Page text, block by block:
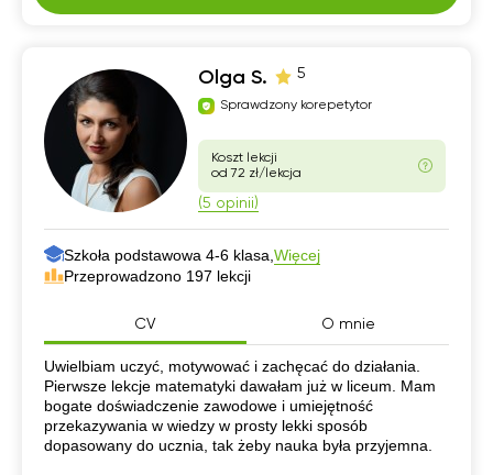
Olga S. 5
Sprawdzony korepetytor
Koszt lekcji
od 72 zł/lekcja
(5 opinii)
Szkoła podstawowa 4-6 klasa, Więcej
Przeprowadzono 197 lekcji
CV O mnie
CV
Uwielbiam uczyć, motywować i zachęcać do działania.
Pierwsze lekcje matematyki dawałam już w liceum. Mam
bogate doświadczenie zawodowe i umiejętność
przekazywania w wiedzy w prosty lekki sposób
dopasowany do ucznia, tak żeby nauka była przyjemna.